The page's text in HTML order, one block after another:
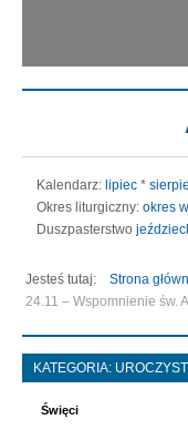
Kalendarz: lipiec *
Okres liturgiczny: okres
Duszpasterstwo
Jesteś tutaj: Strona
24.11 – Wspomnienie św.
KATEGORIA:
Święci